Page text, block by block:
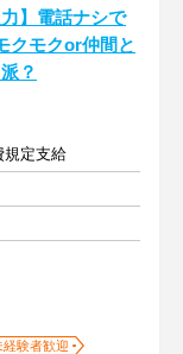
力】電話ナシで
クモクor仲間と
？
規定支給
経験者歓迎